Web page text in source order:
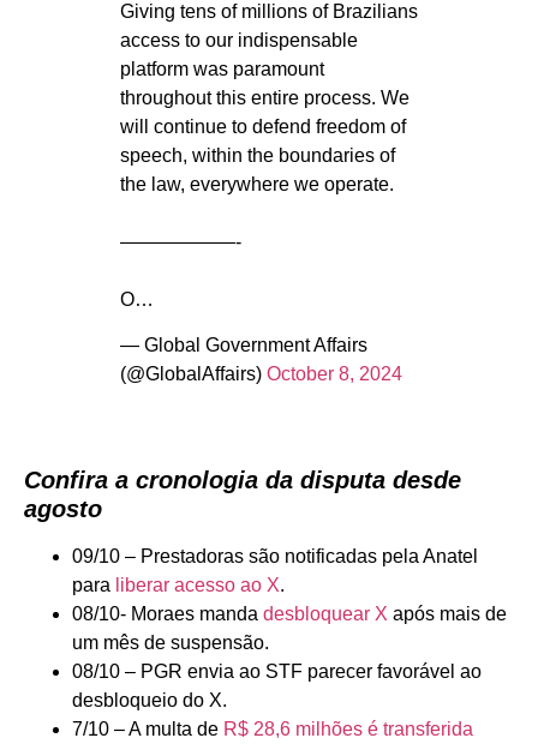
Giving tens of millions of Brazilians
access to our indispensable
platform was paramount
throughout this entire process. We
will continue to defend freedom of
speech, within the boundaries of
the law, everywhere we operate.
——————-
O…
— Global Government Affairs
(@GlobalAffairs) October 8, 2024
Confira a cronologia da disputa desde
agosto
09/10 – Prestadoras são notificadas pela Anatel
para liberar acesso ao X.
08/10- Moraes manda desbloquear X após mais de
um mês de suspensão.
08/10 – PGR envia ao STF parecer favorável ao
desbloqueio do X.
7/10 – A multa de R$ 28,6 milhões é transferida